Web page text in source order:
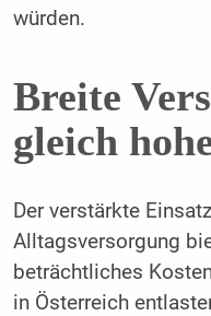
würden.
Breite
gleich
Der verstärkte
Alltagsversorgung
beträchtliches
in Österreich